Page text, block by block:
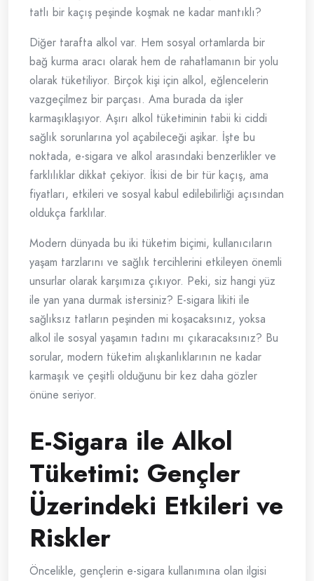
tatlı bir kaçış peşinde koşmak ne kadar mantıklı?
Diğer tarafta alkol var. Hem sosyal ortamlarda bir
bağ kurma aracı olarak hem de rahatlamanın bir yolu
olarak tüketiliyor. Birçok kişi için alkol, eğlencelerin
vazgeçilmez bir parçası. Ama burada da işler
karmaşıklaşıyor. Aşırı alkol tüketiminin tabii ki ciddi
sağlık sorunlarına yol açabileceği aşikar. İşte bu
noktada, e-sigara ve alkol arasındaki benzerlikler ve
farklılıklar dikkat çekiyor. İkisi de bir tür kaçış, ama
fiyatları, etkileri ve sosyal kabul edilebilirliği açısından
oldukça farklılar.
Modern dünyada bu iki tüketim biçimi, kullanıcıların
yaşam tarzlarını ve sağlık tercihlerini etkileyen önemli
unsurlar olarak karşımıza çıkıyor. Peki, siz hangi yüz
ile yan yana durmak istersiniz? E-sigara likiti ile
sağlıksız tatların peşinden mi koşacaksınız, yoksa
alkol ile sosyal yaşamın tadını mı çıkaracaksınız? Bu
sorular, modern tüketim alışkanlıklarının ne kadar
karmaşık ve çeşitli olduğunu bir kez daha gözler
önüne seriyor.
E-Sigara ile Alkol
Tüketimi: Gençler
Üzerindeki Etkileri ve
Riskler
Öncelikle, gençlerin e-sigara kullanımına olan ilgisi